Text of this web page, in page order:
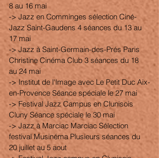
8 au 16 mai
-> Jazz en Comminges sélection Ciné-
Jazz Saint-Gaudens 4 séances du 13 au
17 mai
-> Jazz à Saint-Germain-des-Prés Paris
Christine Cinéma Club 3 séances du 18
au 24 mai
-> Institut de l'Image avec Le Petit Duc Aix-
en-Provence Séance spéciale le 27 mai
-> Festival Jazz Campus en Clunisois
Cluny Séance spéciale le 30 mai
-> Jazz à Marciac Marciac Sélection
festival Musinéma Plusieurs séances du
20 juillet au 5 aout